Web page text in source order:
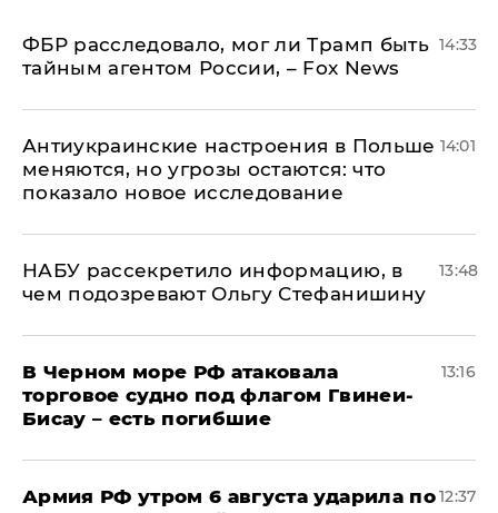
ФБР расследовало, мог ли Трамп быть
тайным агентом России, – Fox News
14:33
Антиукраинские настроения в Польше
меняются, но угрозы остаются: что
показало новое исследование
14:01
НАБУ рассекретило информацию, в
чем подозревают Ольгу Стефанишину
13:48
В Черном море РФ атаковала
торговое судно под флагом Гвинеи-
Бисау – есть погибшие
13:16
Армия РФ утром 6 августа ударила по12:37